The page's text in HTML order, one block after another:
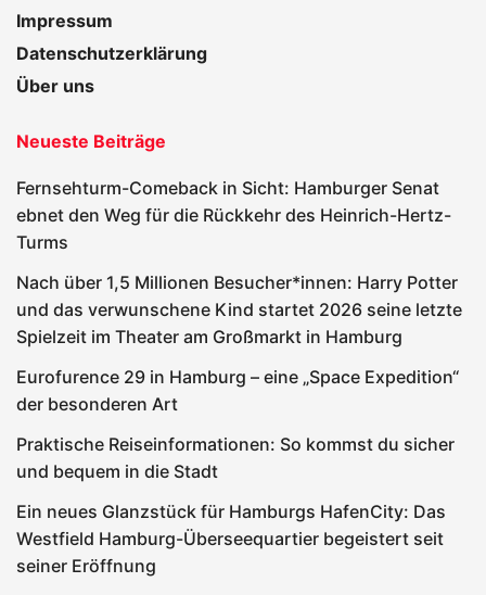
Impressum
Datenschutzerklärung
Über uns
Neueste Beiträge
Fernsehturm-Comeback in Sicht: Hamburger Senat
ebnet den Weg für die Rückkehr des Heinrich-Hertz-
Turms
Nach über 1,5 Millionen Besucher*innen: Harry Potter
und das verwunschene Kind startet 2026 seine letzte
Spielzeit im Theater am Großmarkt in Hamburg
Eurofurence 29 in Hamburg – eine „Space Expedition“
der besonderen Art
Praktische Reiseinformationen: So kommst du sicher
und bequem in die Stadt
Ein neues Glanzstück für Hamburgs HafenCity: Das
Westfield Hamburg-Überseequartier begeistert seit
seiner Eröffnung